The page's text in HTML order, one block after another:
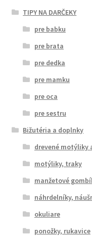
TIPY NA DARČEKY
pre babku
pre brata
pre dedka
pre mamku
pre oca
pre sestru
Bižutéria a doplnky
drevené motýliky
motýliky, traky
manžetové
náhrdelníky,
okuliare
ponožky, rukavice